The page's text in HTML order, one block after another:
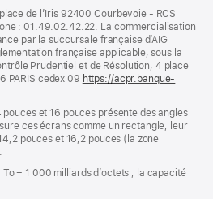
de l’Iris 92400 Courbevoie - RCS
: 01.49.02.42.22. La commercialisation
par la succursale française d’AIG
française applicable, sous la
Prudentiel et de Résolution, 4 place
PARIS cedex 09 https://acpr.banque-
pouces et 16 pouces présente des angles
ces écrans comme un rectangle, leur
pouces et 16,2 pouces (la zone
To = 1 000 milliards d’octets ; la capacité